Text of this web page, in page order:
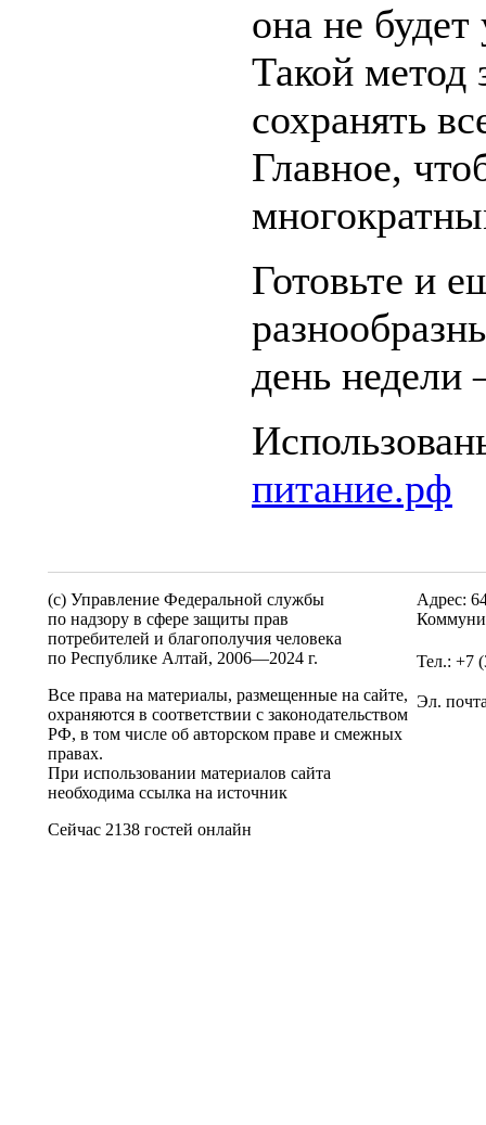
она не будет
Такой метод
сохранять
Главное,
Готовьте и
день недели
питание.рф
(c) Управление Федеральной службы
по надзору в сфере защиты прав
потребителей и благополучия человека
по Республике Алтай, 2006—2024 г.
Все права на материалы, размещенные на сайте,
охраняются в соответствии с законодательством
РФ, в том числе об авторском праве и смежных
правах.
При использовании материалов сайта
необходима ссылка на источник
Сейчас 2138 гостей онлайн
Адрес:
Тел.: +7
Эл.